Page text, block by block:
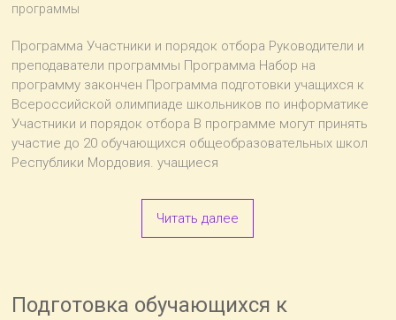
программы
Программа Участники и порядок отбора Руководители и
преподаватели программы Программа Набор на
программу закончен Программа подготовки учащихся к
Всероссийской олимпиаде школьников по информатике
Участники и порядок отбора В программе могут принять
участие до 20 обучающихся общеобразовательных школ
Республики Мордовия. учащиеся
Читать далее
Подготовка обучающихся к